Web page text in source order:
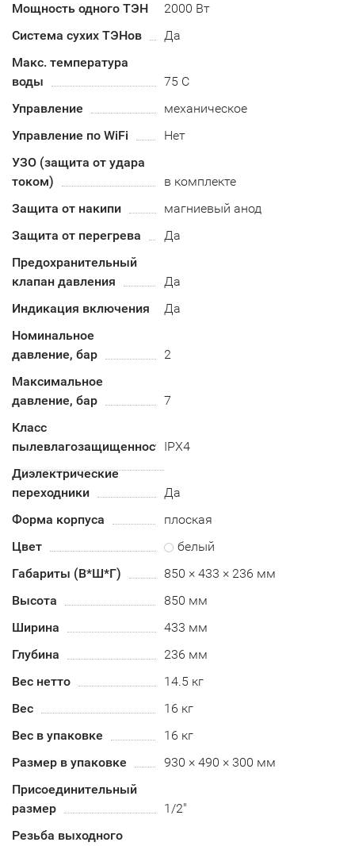
Мощность одного ТЭН
2000 Вт
Система сухих ТЭНов
Да
Макс. температура
воды
75 С
Управление
механическое
Управление по WiFi
Нет
УЗО (защита от удара
током)
в комплекте
Защита от накипи
магниевый анод
Защита от перегрева
Да
Предохранительный
клапан давления
Да
Индикация включения
Да
Номинальное
давление, бар
2
Максимальное
давление, бар
7
Класс
пылевлагозащищенностиIPX4
Диэлектрические
переходники
Да
Форма корпуса
плоская
Цвет
белый
Габариты (В*Ш*Г)
850 × 433 × 236 мм
Высота
850 мм
Ширина
433 мм
Глубина
236 мм
Вес нетто
14.5 кг
Вес
16 кг
Вес в упаковке
16 кг
Размер в упаковке
930 × 490 × 300 мм
Присоединительный
размер
1/2"
Резьба выходного